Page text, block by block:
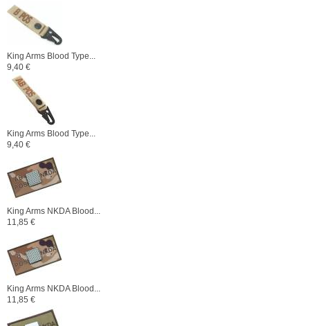
King Arms Blood Type...
9,40 €
King Arms Blood Type...
9,40 €
King Arms NKDA Blood...
11,85 €
King Arms NKDA Blood...
11,85 €